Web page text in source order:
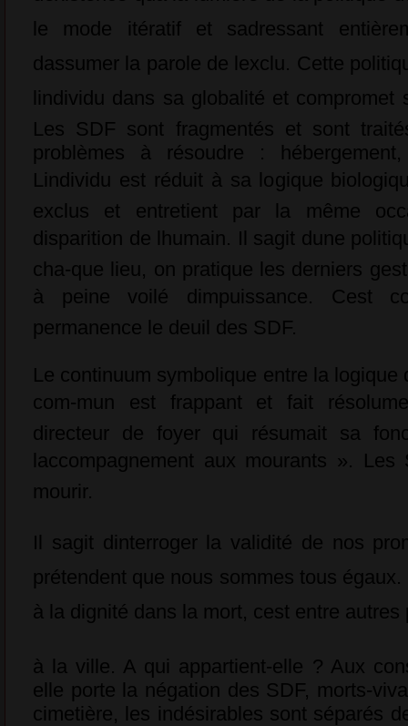
le mode itératif et sadressant
dassumer la parole de lexclu. Cette
lindividu dans sa globalité et
Les SDF sont fragmentés et sont
problèmes à résoudre :
Lindividu est réduit à sa logique
exclus et entretient par la même
disparition de lhumain. Il sagit dune
cha-que lieu, on pratique les derniers
à peine voilé dimpuissance.
permanence le deuil des SDF.
Le continuum symbolique entre la
com-mun est frappant et fait
directeur de foyer qui résumait sa
laccompagnement aux mourants ».
mourir.
Il sagit dinterroger la validité de nos
prétendent que nous sommes tous égaux.
à la dignité dans la mort, cest entre
à la ville. A qui appartient-elle ? Aux
elle porte la négation des SDF, morts-
cimetière, les indésirables sont séparés